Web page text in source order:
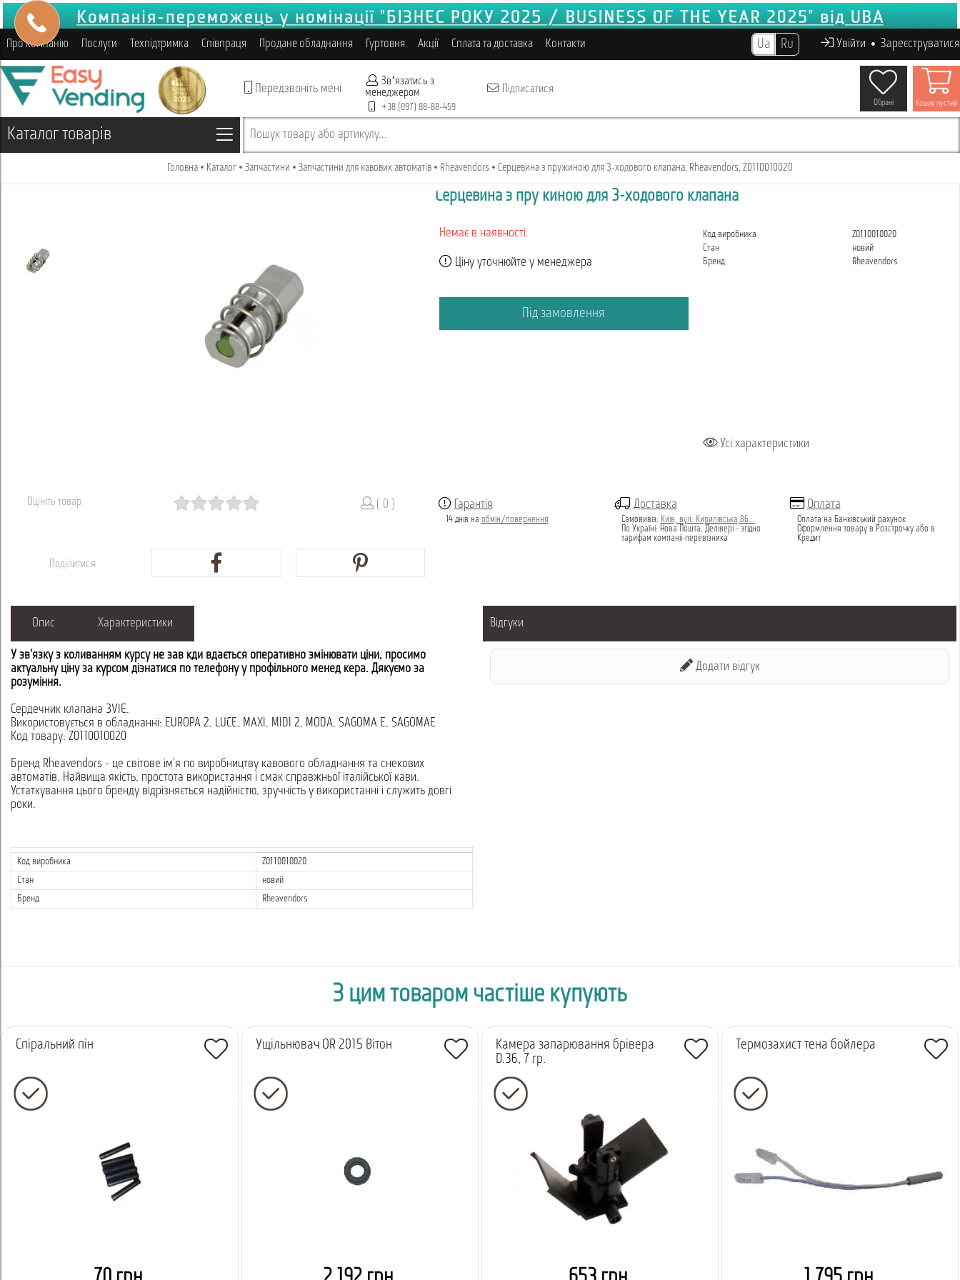
Увійти Зареєструватися
Ua Ru
Про компанію Послуги Техпідтримка Співпраця Продане обладнання Гуртовня Акції Сплата та доставка Контакти
Передзвоніть мені
Звʼязатись з
менеджером
+38 (097) 88-88-459
Підписатися
Кошик пустий
Обрані
Каталог товарів Пошук товару або артикулу...
Головна Каталог Запчастини Запчастини для кавових автоматів Rheavendors Серцевина з пружиною для 3-ходового клапана, Rheavendors, Z0110010020
Серцевина з пружиною для 3-ходового клапана
Немає в наявності.
Ціну уточнюйте у менеджера
Під замовлення
Код виробника
Z0110010020
Стан
новий
Бренд
Rheavendors
Усі характеристики
Оцініть товар ( 0 )
Поділитися
Гарантія
14 днів на обмін/повернення
Доставка
Самовивіз: Київ, вул. Кирилівська,86...
По Україні: Нова Пошта, Делівері - згідно
тарифам компаніі-перевізника
Оплата
Оплата на Банківський рахунок
Оформлення товару в Розстрочку або в
Кредит
Опис Характеристики
У зв'язку з коливанням курсу не завжди вдається оперативно змінювати ціни, просимо
актуальну ціну за курсом дізнатися по телефону у профільного менеджера. Дякуємо за
розуміння.
Сердечник клапана 3VIE.
Використовується в обладнанні: EUROPA 2, LUCE, MAXI, MIDI 2, MODA, SAGOMA E, SAGOMAE
Код товару: Z0110010020
Бренд Rheavendors - це світове ім'я по виробництву кавового обладнання та снекових
автоматів. Найвища якість, простота використання і смак справжньої італійської кави.
Устаткування цього бренду відрізняється надійністю, зручність у використанні і служить довгі
роки.
Код виробника
Z0110010020
Стан
новий
Бренд
Rheavendors
Відгуки
Додати відгук
З цим товаром частіше купують
Спіральний пін Ущільнювач OR 2015 Вітон
Камера запарювання брівера
D.36, 7 гр.
Термозахист тена бойлера